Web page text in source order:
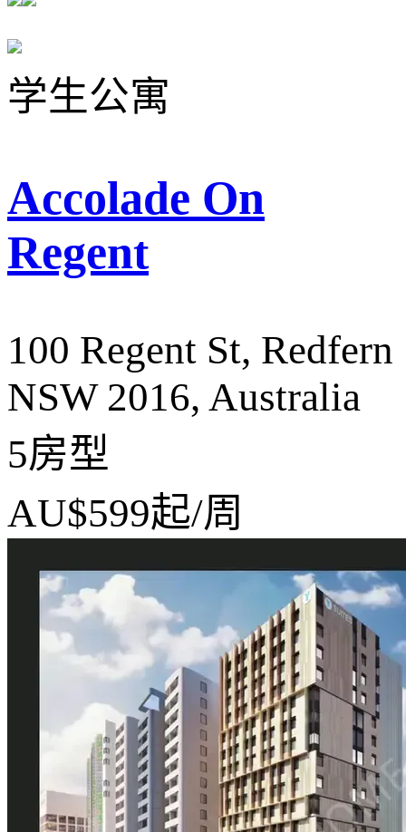
学生公寓
Accolade On
Regent
100 Regent St, Redfern
NSW 2016, Australia
5房型
AU$599起/周